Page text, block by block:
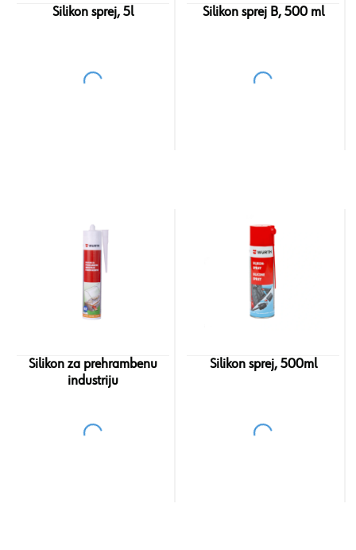
Silikon sprej, 5l Silikon sprej B, 500 ml
Silikon za prehrambenu
industriju
Silikon sprej, 500ml